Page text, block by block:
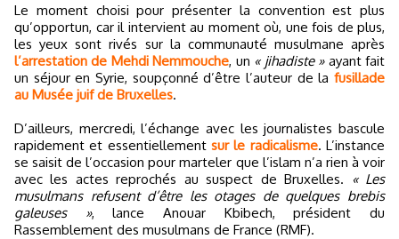
Le moment choisi pour présenter la convention est plus
qu’opportun, car il intervient au moment où, une fois de plus,
les yeux sont rivés sur la communauté musulmane après
l’arrestation de Mehdi Nemmouche, un « jihadiste »ayant fait
un séjour en Syrie, soupçonné d’être l’auteur de la fusillade
au Musée juif de Bruxelles.
D’ailleurs, mercredi, l’échange avec les journalistes bascule
rapidement et essentiellement sur le radicalisme. L’instance
se saisit de l’occasion pour marteler que l’islam n’a rien à voir
avec les actes reprochés au suspect de Bruxelles.
« Les
musulmans refusent d’être les otages de quelques brebis
galeuses », lance Anouar Kbibech, président du
Rassemblement des musulmans de France (RMF).